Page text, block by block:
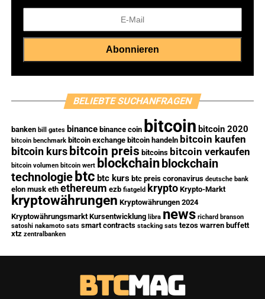
BELIEBTE SUCHANFRAGEN
banken bill gates binance binance coin bitcoin bitcoin 2020
bitcoin benchmark bitcoin exchange bitcoin handeln bitcoin kaufen
bitcoin kurs bitcoin preis bitcoins bitcoin verkaufen
bitcoin volumen bitcoin wert blockchain blockchain
technologie btc btc kurs btc preis coronavirus deutsche bank
elon musk eth ethereum ezb fiatgeld krypto Krypto-Markt
kryptowährungen Kryptowährungen 2024
Kryptowährungsmarkt Kursentwicklung libra news richard branson
satoshi nakamoto sats smart contracts stacking sats tezos warren buffett
xtz zentralbanken